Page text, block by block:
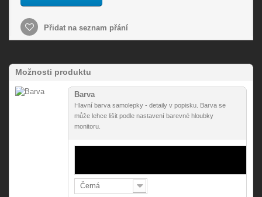
Přidat na seznam přání
Možnosti produktu
Barva
Hlavní barva samolepky - detaily v popisku. Barva se
může lehce lišit podle nastavení barevné hloubky
monitoru.
Černá